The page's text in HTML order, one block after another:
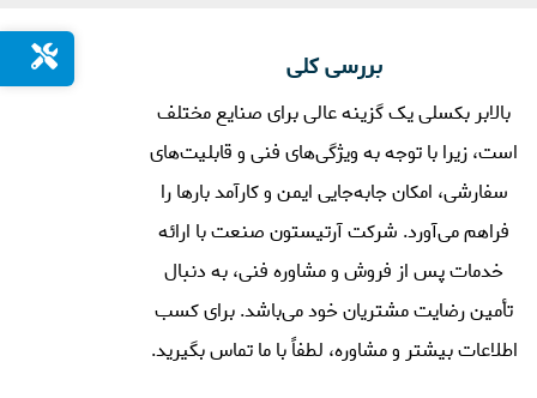
بررسی کلی
بالابر بکسلی یک گزینه عالی برای صنایع مختلف
است، زیرا با توجه به ویژگی‌های فنی و قابلیت‌های
سفارشی، امکان جابه‌جایی ایمن و کارآمد بارها را
فراهم می‌آورد. شرکت آرتیستون صنعت با ارائه
خدمات پس از فروش و مشاوره فنی، به دنبال
تأمین رضایت مشتریان خود می‌باشد. برای کسب
اطلاعات بیشتر و مشاوره، لطفاً با ما تماس بگیرید.